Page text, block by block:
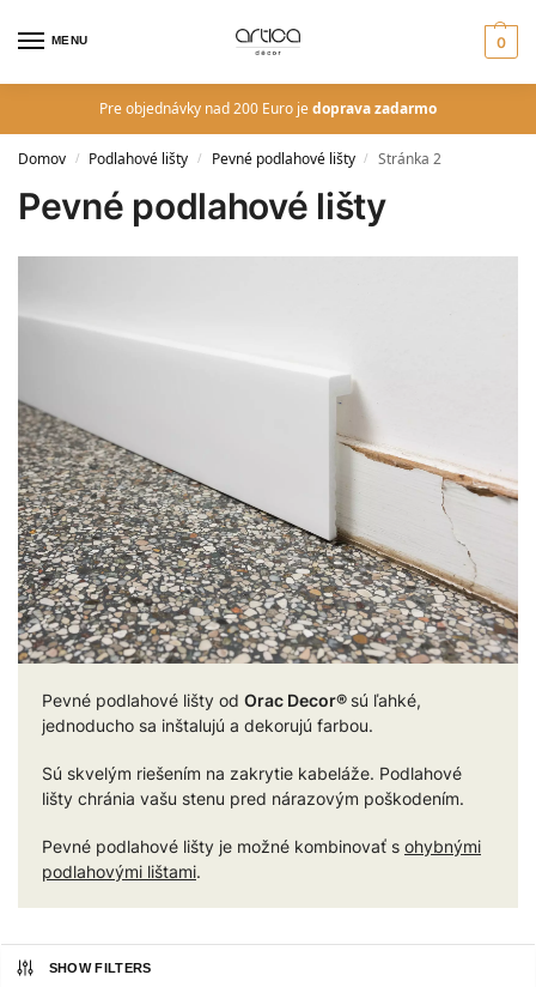
MENU 0
Pre objednávky nad 200 Euro jedoprava zadarmo
Domov / Podlahové lišty / Pevné podlahové lišty / Stránka 2
Pevné podlahové lišty
Pevné podlahové lišty od Orac Decor® sú ľahké,
jednoducho sa inštalujú a dekorujú farbou.
Sú skvelým riešením na zakrytie kabeláže. Podlahové
lišty chránia vašu stenu pred nárazovým poškodením.
Pevné podlahové lišty je možné kombinovať s ohybnými
podlahovými lištami.
SHOW FILTERS